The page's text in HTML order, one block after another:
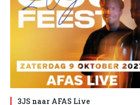
3JS naar AFAS Live